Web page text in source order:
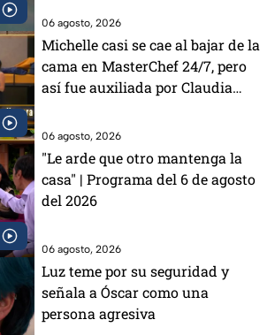
06 agosto, 2026
Michelle casi se cae al bajar de la
cama en MasterChef 24/7, pero
así fue auxiliada por Claudia
06 agosto, 2026
"Le arde que otro mantenga la
casa" | Programa del 6 de agosto
del 2026
06 agosto, 2026
Luz teme por su seguridad y
señala a Óscar como una
persona agresiva